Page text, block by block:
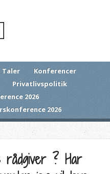
Taler
Konferencer
Privatlivspolitik
2026
2026
rådgiver ? Har